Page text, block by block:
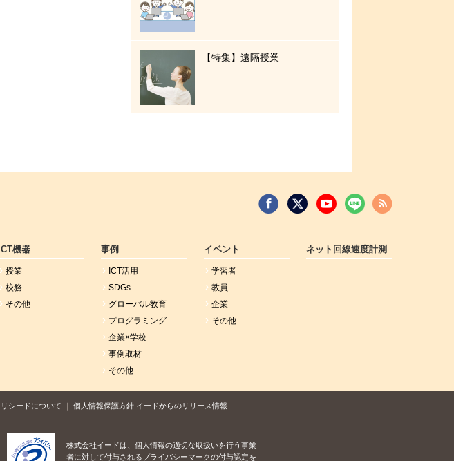
【特集】遠隔授業
ICT機器
授業
校務
その他
事例
ICT活用
SDGs
グローバル敎育
プログラミング
企業×学校
事例取材
その他
イベント
学習者
教員
企業
その他
ネット回線速度計測
リシードについて 個人情報保護方針 イードからのリリース情報
株式会社イードは、個人情報の適切な取扱いを行う事業
者に対して付与されるプライバシーマークの付与認定を